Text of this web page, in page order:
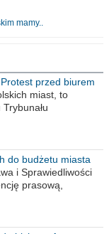
mamy..
przed biurem
miast, to
do budżetu miasta
i Sprawiedliwości
prasową,